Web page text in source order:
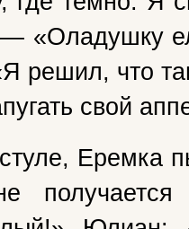
— «Оладушку
решил, что
свой
Еремка